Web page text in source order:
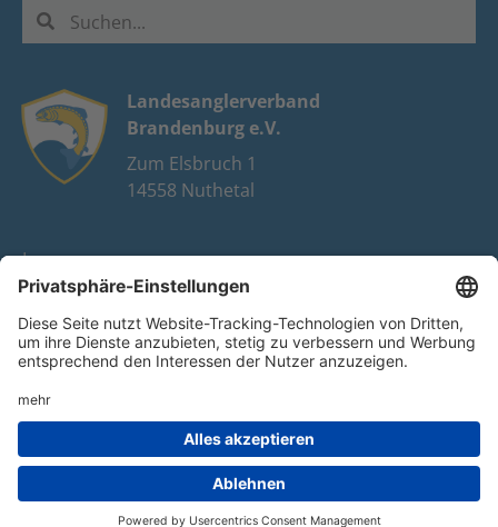
Landesanglerverband
Brandenburg e.V.
Zum Elsbruch 1
14558 Nuthetal
Impressum
Datenschutz
FAQ